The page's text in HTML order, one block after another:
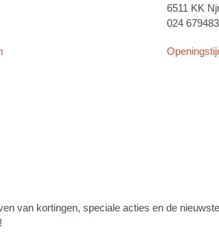
6511 KK
024
van kortingen, speciale acties en de